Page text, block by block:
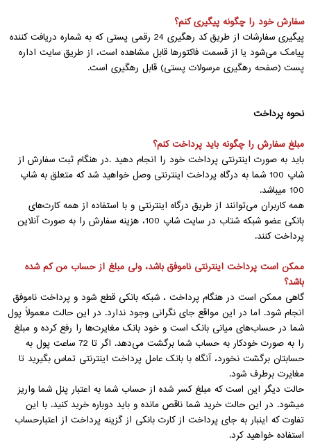
سفارش خود را چگونه پیگیری کنم؟
پیگیری سفارشات از طریق کد رهگیری 24 رقمی پستی که به شماره دریافت کننده
پیامک‌‌ می‌شود یا از قسمت فاکتورها قابل مشاهده است، از طریق سایت اداره
پست (صفحه رهگیری مرسولات پستی) قابل رهگیری است.
نحوه پرداخت
مبلغ سفارش را چگونه‌‌ باید پرداخت کنم؟
باید به صورت اینترنتی پرداخت خود را انجام دهید .در هنگام ثبت سفارش از
شاپ 100 شما به درگاه پرداخت اینترنتی وصل خواهید شد که متعلق به شاپ
100 میباشد.
همه کاربران می‌توانند از طریق درگاه اینترنتی و با استفاده از همه کارت‏‌های
بانکی عضو شبکه شتاب در سایت شاپ 100، هزینه سفارش را به صورت آنلاین
پرداخت کنند.
ممکن است پرداخت اینترنتی ناموفق باشد، ولی مبلغ از حساب من کم شده
باشد؟
گاهی ممکن است در هنگام پرداخت ، شبکه بانکی قطع شود و پرداخت ناموفق
انجام شود. اما در این مواقع جای نگرانی وجود ندارد. در این حالت معمولاً پول
شما در حساب‏‌های میانی بانک است و خود بانک مغایرت‏‌ها را رفع کرده و مبلغ
را به صورت خودکار به حساب شما برگشت می‌‏دهد. اگر تا 72 ساعت پول به
حسابتان برگشت نخورد، آنگاه با بانک عامل پرداخت اینترنتی تماس بگیرید تا
مغایرت برطرف شود.
حالت دیگر این است که مبلغ کسر شده از حساب شما به اعتبار پنل شما واریز
میشود. در این حالت خرید شما ناقص مانده و باید دوباره خرید کنید. با این
تفاوت که اینبار به جای پرداخت از کارت بانکی از گزینه پرداخت از اعتبارحساب
استفاده خواهید کرد.